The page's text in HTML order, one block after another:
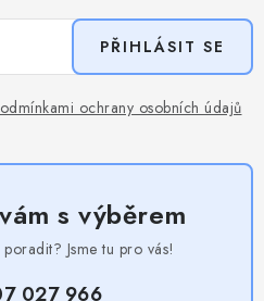
ochrany osobních údajů
PŘIHLÁSIT SE
s výběrem
Jsme tu pro vás!
027 966